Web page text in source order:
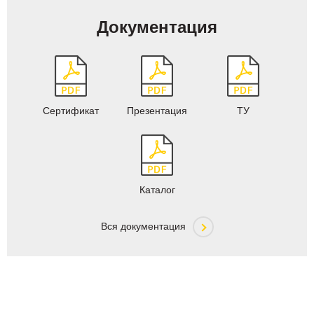
Документация
Сертификат Презентация ТУ
Каталог
Вся документация